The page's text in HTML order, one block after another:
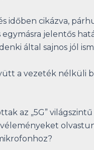
időben cikázva,
egymásra jelentős
által sajnos jól
a vezeték nélküli
az „5G”